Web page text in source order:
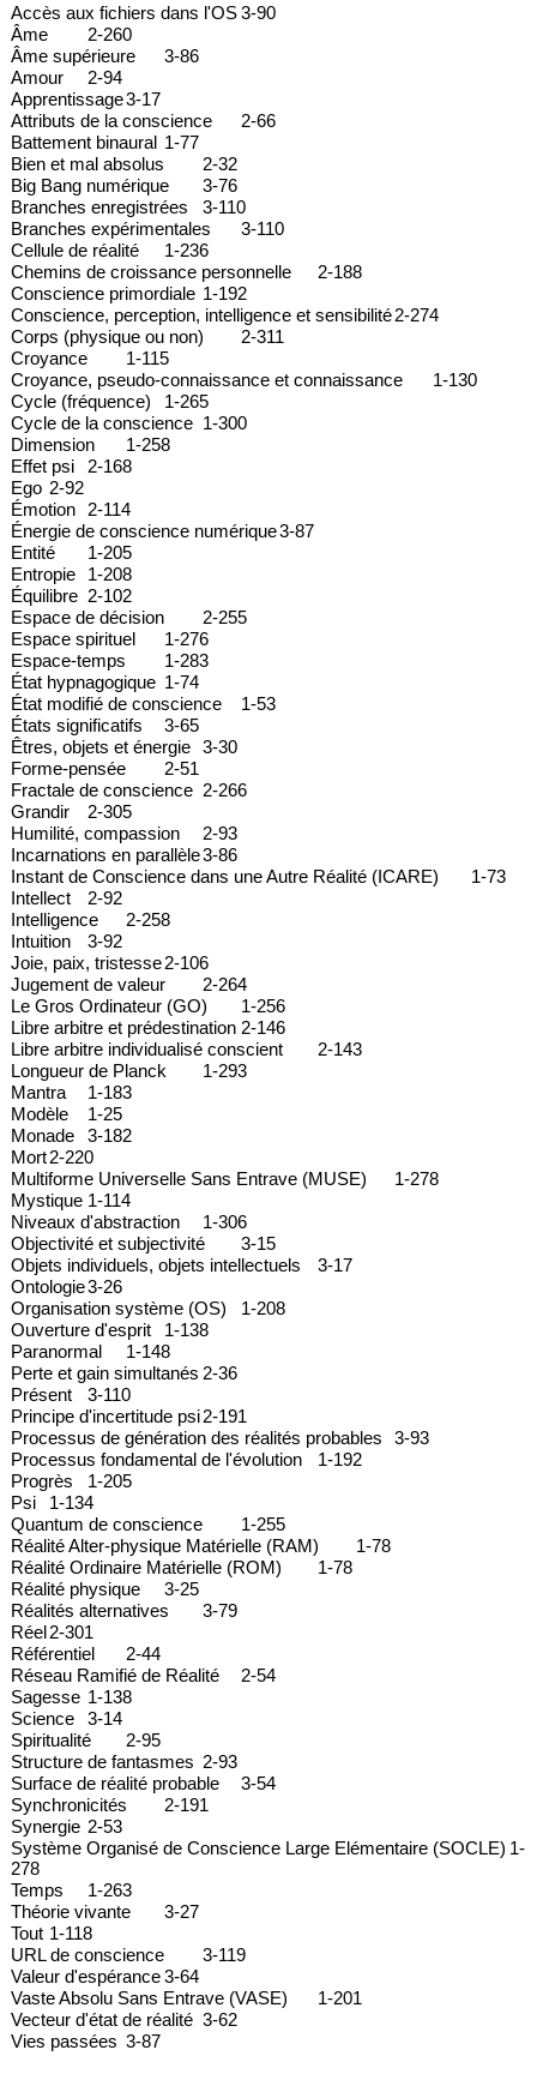
Accès aux fichiers dans l'OS3-90
Âme
2-260
Âme supérieure
3-86
Amour
2-94
Apprentissage3-17
Attributs de la conscience
2-66
Battement binaural 1-77
Bien et mal absolus
2-32
Big Bang numérique
3-76
Branches enregistrées
3-110
Branches expérimentales
3-110
Cellule de réalité
1-236
Chemins de croissance personnelle
2-188
Conscience primordiale 1-192
Conscience, perception, intelligence et sensibilité2-274
Corps (physique ou non)
2-311
Croyance
1-115
Croyance, pseudo-connaissance et connaissance
1-130
Cycle (fréquence)
1-265
Cycle de la conscience 1-300
Dimension
1-258
Effet psi
2-168
Ego 2-92
Émotion
2-114
Énergie de conscience numérique3-87
Entité
1-205
Entropie
1-208
Équilibre 2-102
Espace de décision
2-255
Espace spirituel
1-276
Espace-temps
1-283
État hypnagogique 1-74
État modifié de conscience
1-53
États significatifs
3-65
Êtres, objets et énergie 3-30
Forme-pensée
2-51
Fractale de conscience 2-266
Grandir
2-305
Humilité, compassion
2-93
Incarnations en parallèle3-86
Instant de Conscience dans une Autre Réalité (ICARE)
1-73
Intellect
2-92
Intelligence
2-258
Intuition
3-92
Joie, paix, tristesse2-106
Jugement de valeur
2-264
Le Gros Ordinateur (GO)
1-256
Libre arbitre et prédestination 2-146
Libre arbitre individualisé conscient
2-143
Longueur de Planck
1-293
Mantra
1-183
Modèle
1-25
Monade
3-182
Mort2-220
Multiforme Universelle Sans Entrave (MUSE)
1-278
Mystique 1-114
Niveaux d'abstraction
1-306
Objectivité et subjectivité
3-15
Objets individuels, objets intellectuels
3-17
Ontologie3-26
Organisation système (OS)
1-208
Ouverture d'esprit
1-138
Paranormal
1-148
Perte et gain simultanés 2-36
Présent
3-110
Principe d'incertitude psi2-191
Processus de génération des réalités probables
3-93
Processus fondamental de l'évolution
1-192
Progrès
1-205
Psi
1-134
Quantum de conscience
1-255
Réalité Alter-physique Matérielle (RAM)
1-78
Réalité Ordinaire Matérielle (ROM)
1-78
Réalité physique
3-25
Réalités alternatives
3-79
Réel2-301
Référentiel
2-44
Réseau Ramifié de Réalité
2-54
Sagesse 1-138
Science
3-14
Spiritualité
2-95
Structure de fantasmes 2-93
Surface de réalité probable
3-54
Synchronicités
2-191
Synergie 2-53
Système Organisé de Conscience Large Elémentaire (SOCLE) 1-
278
Temps
1-263
Théorie vivante
3-27
Tout 1-118
URL de conscience
3-119
Valeur d'espérance3-64
Vaste Absolu Sans Entrave (VASE)
1-201
Vecteur d'état de réalité 3-62
Vies passées 3-87